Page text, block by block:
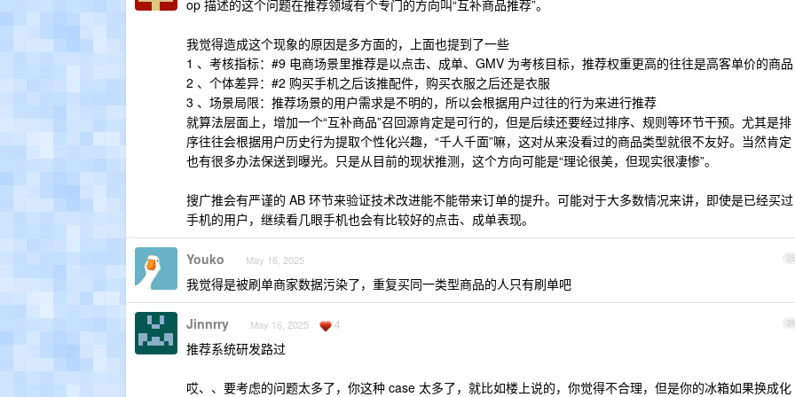
op 描述的这个问题在推荐领域有个专门的方向叫“互补商品推荐”。
我觉得造成这个现象的原因是多方面的，上面也提到了一些
1 、考核指标：#9 电商场景里推荐是以点击、成单、GMV 为考核目标，推荐权重更高的往往是高客单价的商品
2 、个体差异：#2 购买手机之后该推配件，购买衣服之后还是衣服
3 、场景局限：推荐场景的用户需求是不明的，所以会根据用户过往的行为来进行推荐
就算法层面上，增加一个“互补商品”召回源肯定是可行的，但是后续还要经过排序、规则等环节干预。尤其是排
序往往会根据用户历史行为提取个性化兴趣，“千人千面”嘛，这对从来没看过的商品类型就很不友好。当然肯定
也有很多办法保送到曝光。只是从目前的现状推测，这个方向可能是“理论很美，但现实很凄惨”。
搜广推会有严谨的 AB 环节来验证技术改进能不能带来订单的提升。可能对于大多数情况来讲，即使是已经买过
手机的用户，继续看几眼手机也会有比较好的点击、成单表现。
25
Youko May 16, 2025
我觉得是被刷单商家数据污染了，重复买同一类型商品的人只有刷单吧
26
Jinnrry May 16, 2025 4
推荐系统研发路过
哎、、要考虑的问题太多了，你这种 case 太多了，就比如楼上说的，你觉得不合理，但是你的冰箱如果换成化